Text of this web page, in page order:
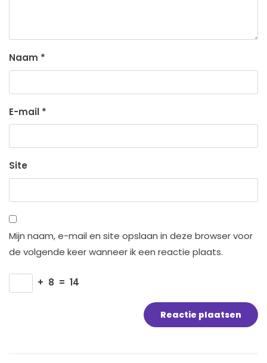
Naam *
E-mail *
Site
Mijn naam, e-mail en site opslaan in deze browser voor
de volgende keer wanneer ik een reactie plaats.
+ 8 = 14